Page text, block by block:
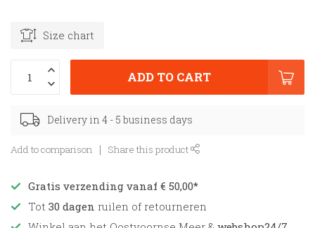
Size chart
ADD TO CART
Delivery in 4 - 5 business days
Add to comparison Share this product
Gratis verzending vanaf € 50,00*
Tot 30 dagen ruilen of retourneren